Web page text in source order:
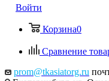
Войти
Корзина0
Сравнение
prom@tkasiatorg.ru